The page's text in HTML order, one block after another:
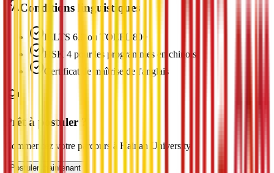
Conditions linguistiques
IELTS 6.0 ou TOEFL 80+
HSK 4 pour les programmes en chinois
Certificat de maîtrise de l'anglais
Prêt à postuler ?
Commencez votre parcours à Hainan University
Postuler maintenant